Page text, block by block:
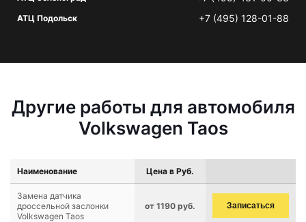
АТЦ Подольск +7 (495) 128-01-88
Другие работы для автомобиля
Volkswagen Taos
Наименование Цена в Руб.
Замена датчика
дроссельной заслонки
Volkswagen Taos
от 1190 руб. Записаться